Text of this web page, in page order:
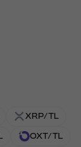
XRP/TL
OXT/TL